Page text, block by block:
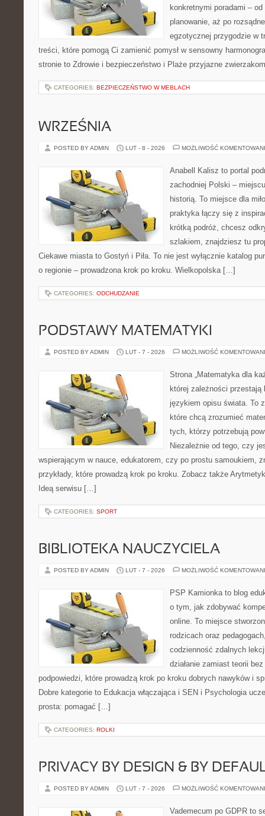
konkretnymi poradami –
planowanie, aż po
egzotycznej przygodzie w
treści, które pomogą Ci zamienić pomysł w sensowny
stronie to Zdrowie i bezpieczeństwo i Plaże przyjazne
CATEGORIES: BEZPIECZEŃSTWO W MEBLACH
WRZEŚNIA
POSTED BY ADMIN LUT - 8 - 2026 MOŻLIWOŚĆ
Anabell Kalisz to portal
zachodniej Polski –
historią. To miejsce dla
praktyka łączy się z
krótką podróż, chcesz
szlakiem, znajdziesz tu
Ciekawe miasta to Gostyń i Piła. To nie jest wyłącznie katalog
o regionie – prowadzona krok po kroku. Wielkopolska […]
CATEGORIES: ODCHUDZANIE
PODSTAWY MATEMATYKI
POSTED BY ADMIN LUT - 7 - 2026 MOŻLIWOŚĆ
Strona „Matematyka dla
której zależności
językiem opisu świata. To
które chcą zrozumieć
tych, którzy potrzebują
Niezależnie od tego, czy
wspierającym w nauce, edukatorem, czy po prostu samoukiem,
przykłady, które prowadzą krok po kroku. Zobacz także
Ideą serwisu […]
CATEGORIES: SPORT
BIBLIOTEKA NAUCZYCIELA
POSTED BY ADMIN LUT - 7 - 2026 MOŻLIWOŚĆ
PSP Kamionka to blog
o tym, jak zdobywać
online. To miejsce
rodzicach oraz
codzienność zdalnych
działanie zamiast teorii
podpowiedzi, które prowadzą krok po kroku dobrych nawyków i
Dobre kategorie to Edukacja włączająca i SEN i Psychologia
prosta: pomagać […]
CATEGORIES: ROLKI
PRIVACY BY DESIGN & BY
POSTED BY ADMIN LUT - 7 - 2026 MOŻLIWOŚĆ
Vademecum po GDPR to